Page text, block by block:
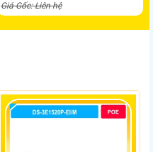
Giá Gốc: Liên hệ